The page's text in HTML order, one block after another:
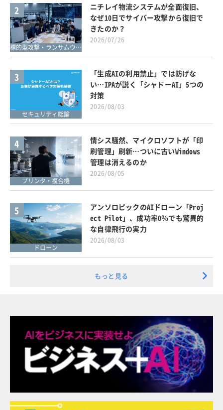
2
標的型攻撃・ランサムウェア対策
ニチレイ物流システムが全面復旧、
なぜ10日でサイバー攻撃から復旧で
きたのか？
2026/07/26
3
セキュリティ総論
「生成AIの利用禁止」では防げな
い…IPAが説く「シャドーAI」5つの
対策
2026/08/03
4
プリンタ・複合機
情シス騒然、マイクロソフトが「印
刷管理」刷新…ついに古いWindows
管理は消えるのか
2026/08/05
5
ドローン
アンソロピックのAIドローン「Proj
ect Pilot」、成功率0％でも驚異的
な自律飛行の実力
2026/08/03
もっと見る